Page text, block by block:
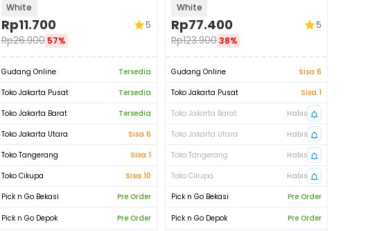
White
Rp11.700
Rp26.900 57%
5
Gudang Online
Tersedia
Toko Jakarta Pusat
Tersedia
Toko Jakarta Barat
Tersedia
Toko Jakarta Utara
Sisa 6
Toko Tangerang
Sisa 1
Toko Cikupa
Sisa 10
Pick n Go Bekasi
Pre Order
Pick n Go Depok Pre Order
White
Rp77.400
Rp123.90038%
5
Gudang Online
Sisa 6
Toko Jakarta Pusat
Sisa 1
Toko Jakarta Barat
Habis
Toko Jakarta Utara
Habis
Toko Tangerang
Habis
Toko Cikupa
Habis
Pick n Go Bekasi
Pre Order
Pick n Go Depok Pre Order